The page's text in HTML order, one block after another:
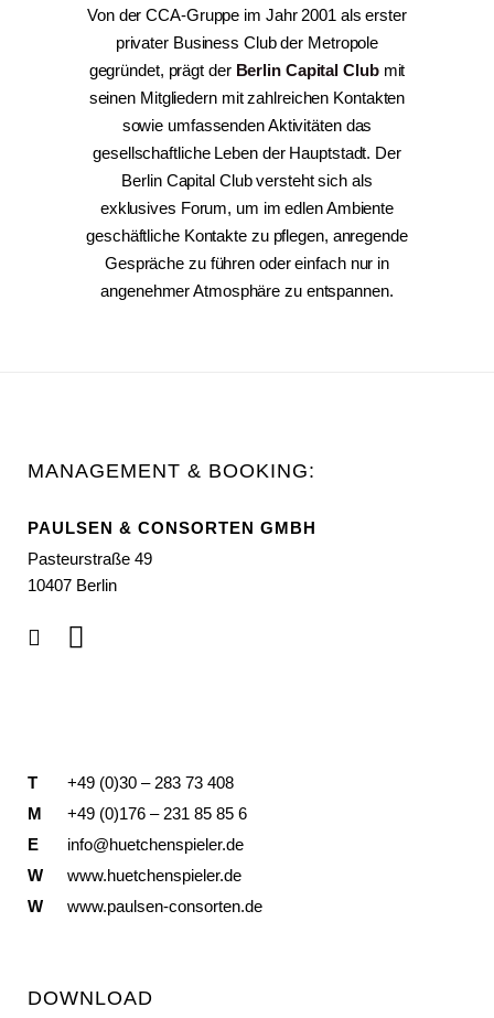
Von der CCA-Gruppe im Jahr 2001 als erster
privater Business Club der Metropole
gegründet, prägt der Berlin Capital Clubmit
seinen Mitgliedern mit zahlreichen Kontakten
sowie umfassenden Aktivitäten das
gesellschaftliche Leben der Hauptstadt. Der
Berlin Capital Club versteht sich als
exklusives Forum, um im edlen Ambiente
geschäftliche Kontakte zu pflegen, anregende
Gespräche zu führen oder einfach nur in
angenehmer Atmosphäre zu entspannen.
MANAGEMENT & BOOKING:
PAULSEN & CONSORTEN GMBH
Pasteurstraße 49
10407 Berlin
T
+49 (0)30 – 283 73 408
M
+49 (0)176 – 231 85 85 6
E
info@huetchenspieler.de
W
www.huetchenspieler.de
W
www.paulsen-consorten.de
DOWNLOAD